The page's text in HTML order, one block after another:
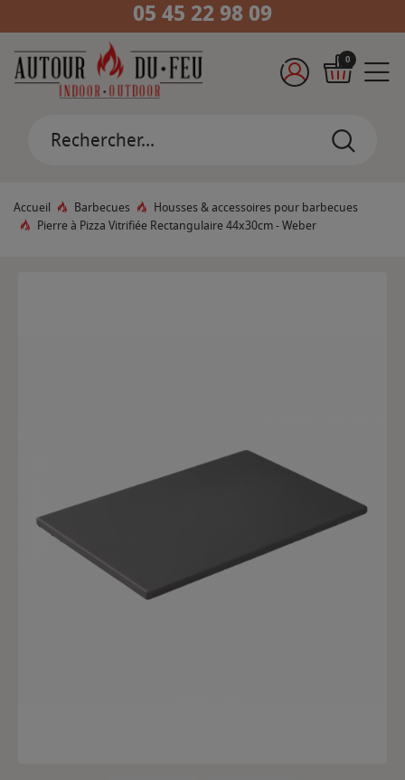
05 45 22 98 09
0
Accueil Barbecues
Housses & accessoires pour barbecues
Pierre à Pizza Vitrifiée Rectangulaire 44x30cm - Weber